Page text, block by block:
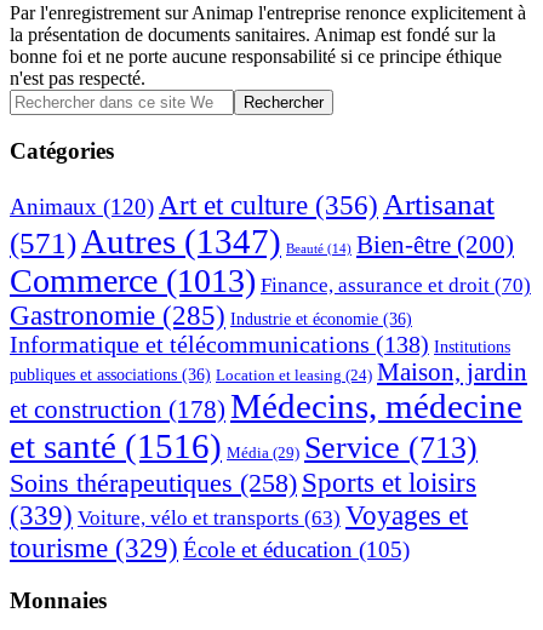
Par l'enregistrement sur Animap l'entreprise renonce explicitement à
la présentation de documents sanitaires. Animap est fondé sur la
bonne foi et ne porte aucune responsabilité si ce principe éthique
n'est pas respecté.
Barre
latérale
principale
Rechercher
dans
ce
site
Catégories
Animaux (120)Art et culture (356) Artisanat
(571) Autres (1347) Beauté (14) Bien-être (200)
Commerce (1013) Finance, assurance et droit (70)
Gastronomie (285) Industrie et économie (36)
Informatique et télécommunications (138) Institutions
publiques et associations (36) Location et leasing (24) Maison, jardin
et construction (178) Médecins, médecine
et santé (1516) Média (29) Service (713)
Soins thérapeutiques (258) Sports et loisirs
(339) Voiture, vélo et transports (63) Voyages et
tourisme (329) École et éducation (105)
Monnaies